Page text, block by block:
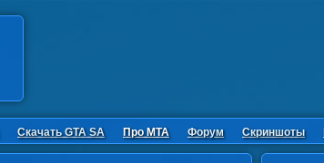
Скачать GTA SA Про MTA Форум Скриншоты